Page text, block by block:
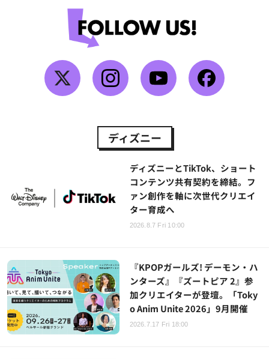
ディズニー
ディズニーとTikTok、ショート
コンテンツ共有契約を締結。フ
ァン創作を軸に次世代クリエイ
ター育成へ
2026.8.7 Fri 10:00
『KPOPガールズ! デーモン・ハ
ンターズ』『ズートピア 2』参
加クリエイターが登壇。「Toky
o Anim Unite 2026」9月開催
2026.7.17 Fri 18:00